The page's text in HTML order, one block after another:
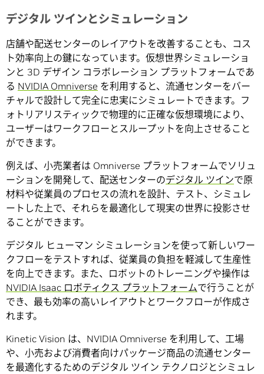
デジタル ツインとシミュレーション
店舗や配送センターのレイアウトを改善することも、コス
ト効率向上の鍵になっています。仮想世界シミュレーショ
ンと 3D デザイン コラボレーション プラットフォームであ
る NVIDIA Omniverse を利用すると、流通センターをバー
チャルで設計して完全に忠実にシミュレートできます。フ
ォトリアリスティックで物理的に正確な仮想環境により、
ユーザーはワークフローとスループットを向上させること
ができます。
例えば、小売業者は Omniverse プラットフォームでソリュ
ーションを開発して、配送センターのデジタル ツインで原
材料や従業員のプロセスの流れを設計、テスト、シミュレ
ートした上で、それらを最適化して現実の世界に投影させ
ることができます。
デジタル ヒューマン シミュレーションを使って新しいワー
クフローをテストすれば、従業員の負担を軽減して生産性
を向上できます。また、ロボットのトレーニングや操作は
NVIDIA Isaac ロボティクス プラットフォームで行うことが
でき、最も効率の高いレイアウトとワークフローが作成さ
れます。
Kinetic Vision は、NVIDIA Omniverse を利用して、工場
や、小売および消費者向けパッケージ商品の流通センター
を最適化するためのデジタル ツイン テクノロジとシミュレ